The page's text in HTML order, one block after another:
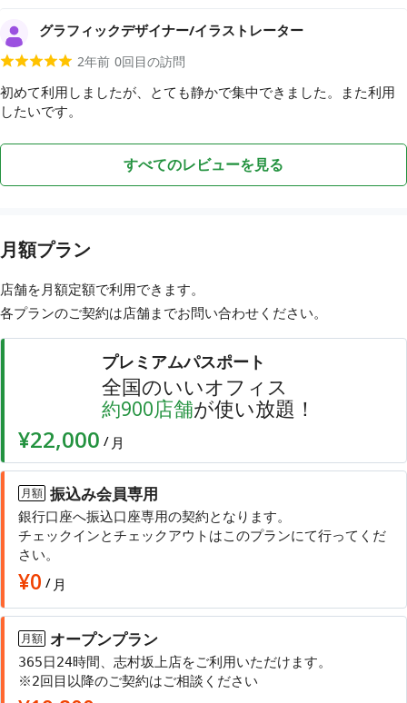
グラフィックデザイナー/イラストレーター
2年前 0回目の訪問
初めて利用しましたが、とても静かで集中できました。また利用
したいです。
すべてのレビューを見る
月額プラン
店舗を月額定額で利用できます。
各プランのご契約は店舗までお問い合わせ ください。
プレミアムパスポート
全国のいいオフィス
約900店舗が使い放題！
¥22,000 / 月
月額 振込み会員専用
銀行口座へ振込口座専用の契約となります。
チェックインとチェックアウトはこのプランにて行ってくだ
さい。
¥0 / 月
月額 オープンプラン
365日24時間、志村坂上店をご利用いただけます。
※2回目以降のご契約はご相談ください